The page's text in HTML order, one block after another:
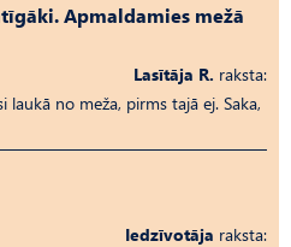
Apmaldamies mežā
Lasītāja R. raksta:
no meža, pirms tajā ej. Saka,
Iedzīvotāja raksta: